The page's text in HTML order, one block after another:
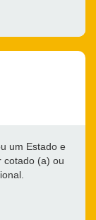
um Estado e
cotado (a) ou